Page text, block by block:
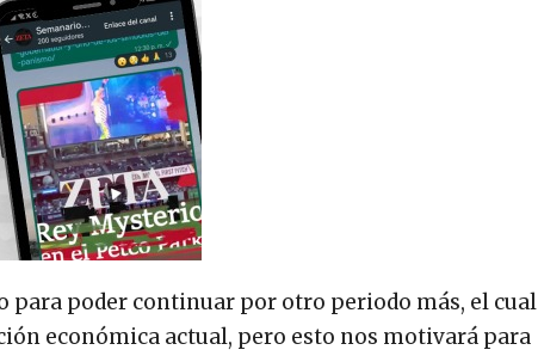
para poder continuar por otro periodo más, el cual
económica actual, pero esto nos motivará para